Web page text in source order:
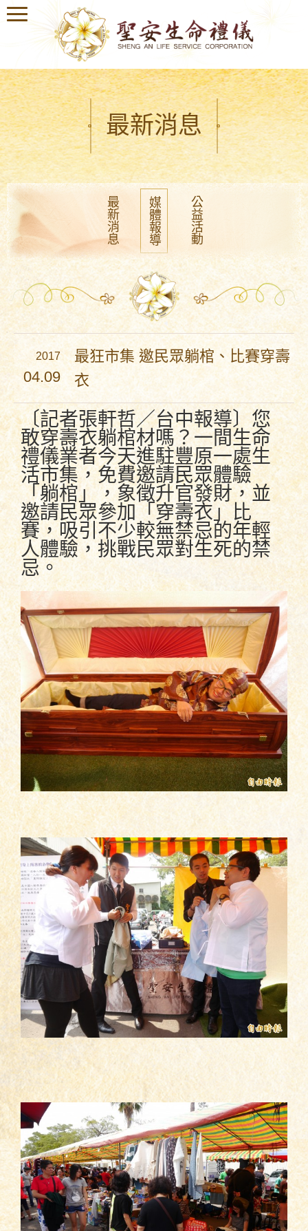
最新消息
最新消息 媒體報導 公益活動
2017
04.09
最狂市集 邀民眾躺棺、比賽穿壽
衣
〔記者張軒哲／台中報導〕您
敢穿壽衣躺棺材嗎？一間生命
禮儀業者今天進駐豐原一處生
活市集，免費邀請民眾體驗
「躺棺」，象徵升官發財，並
邀請民眾參加「穿壽衣」比
賽，吸引不少較無禁忌的年輕
人體驗，挑戰民眾對生死的禁
忌。